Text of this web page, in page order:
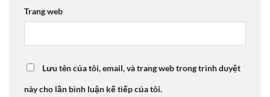
Trang web
Lưu tên của tôi, email, và trang web trong trình duyệt
này cho lần bình luận kế tiếp của tôi.